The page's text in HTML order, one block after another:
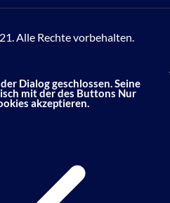
Alle Rechte vorbehalten.
Dialog geschlossen. Seine
mit der des Buttons Nur
akzeptieren.